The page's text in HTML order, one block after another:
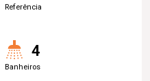
Referência
4
Banheiros